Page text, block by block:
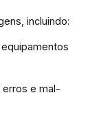
incluindo:
erros e mal-